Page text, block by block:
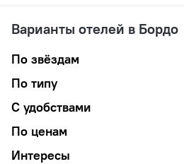
Варианты отелей в Бордо
По звёздам
По типу
С удобствами
По ценам
Интересы